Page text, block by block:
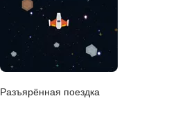
Разъярённая поездка